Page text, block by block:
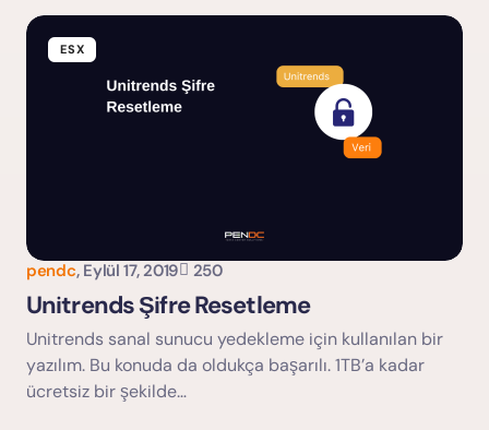
ESX
pendc, Eylül 17, 2019 250
Unitrends Şifre Resetleme
Unitrends sanal sunucu yedekleme için kullanılan bir
yazılım. Bu konuda da oldukça başarılı. 1TB’a kadar
ücretsiz bir şekilde…